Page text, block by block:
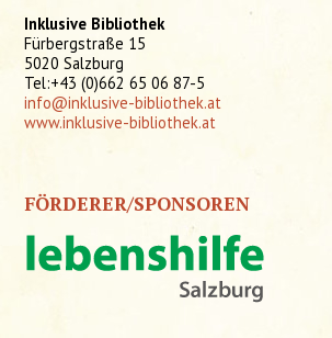
Inklusive Bibliothek
Fürbergstraße 15
5020 Salzburg
Tel:+43 (0)662 65 06 87-5
info@inklusive-bibliothek.at
www.inklusive-bibliothek.at
FÖRDERER/SPONSOREN